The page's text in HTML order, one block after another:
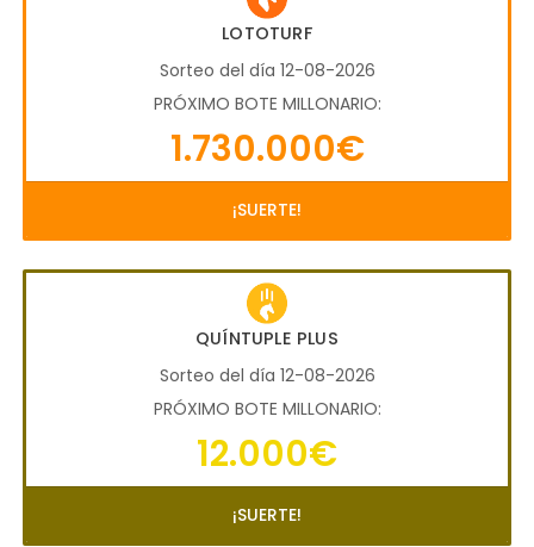
LOTOTURF
Sorteo del día 12-08-2026
PRÓXIMO BOTE MILLONARIO:
1.730.000€
¡SUERTE!
QUÍNTUPLE PLUS
Sorteo del día 12-08-2026
PRÓXIMO BOTE MILLONARIO:
12.000€
¡SUERTE!